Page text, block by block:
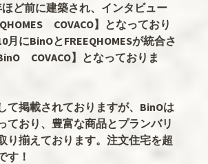
ど前に建築され、インタビュー
COVACO】となっており
月にBinOとFREEQHOMESが統合さ
COVACO】となっておりま
て掲載されておりますが、BinOは
ており、豊富な商品とプランバリ
り揃えております。注文住宅を超
す！